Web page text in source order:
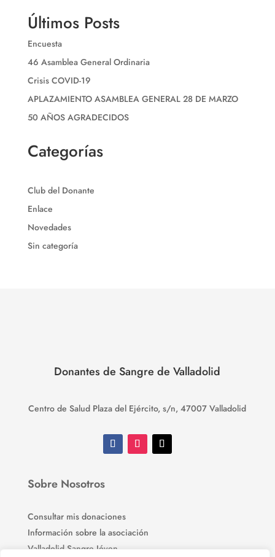
Últimos Posts
Encuesta
46 Asamblea General Ordinaria
Crisis COVID-19
APLAZAMIENTO ASAMBLEA GENERAL 28 DE MARZO
50 AÑOS AGRADECIDOS
Categorías
Club del Donante
Enlace
Novedades
Sin categoría
Donantes de Sangre de Valladolid
Centro de Salud Plaza del Ejército, s/n, 47007 Valladolid
Sobre Nosotros
Consultar mis donaciones
Información sobre la asociación
Valladolid Sangre Jóven